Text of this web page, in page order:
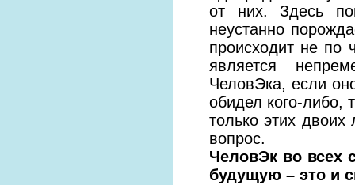
от них. Здесь
неустанно
происходит не по
является
ЧеловЭка, если
обидел кого-либо,
только этих
вопрос.
ЧеловЭк во всех
будущую – это и